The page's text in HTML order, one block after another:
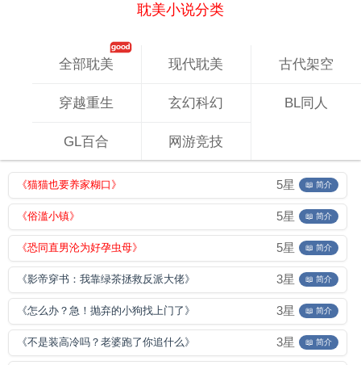
耽美小说分类
全部耽美 现代耽美 古代架空
穿越重生 玄幻科幻 BL同人
GL百合 网游竞技
《猫猫也要养家糊口》 5星 📖 简介
《俗滥小镇》 5星 📖 简介
《恐同直男沦为好孕虫母》 5星 📖 简介
《影帝穿书：我靠绿茶拯救反派大佬》 3星 📖 简介
《怎么办？急！抛弃的小狗找上门了》 3星 📖 简介
《不是装高冷吗？老婆跑了你追什么》 3星 📖 简介